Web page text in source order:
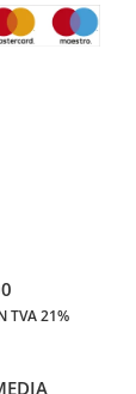
TVA 21%